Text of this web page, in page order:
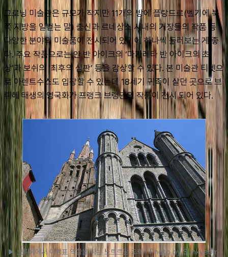
그로닝 미술관은 규모가 작지만 11개의 방에 플랑드르(벨기에 북
쪽 지방을 일컫는 말) 출신과 르네상스 시내의 거장들의 작품 등
다양한 분야의 미술품이 전시되어 있기에 하나씩 둘러보는 게 좋
다. 주요 작품으로는 안 반 아이크의 ‘마가레타 반 아이크의 초
상’과 보쉬의 ‘최후의 심판’ 등을 감상할 수 있다. 본 미술관 티켓으
로 아렌트수스도 입장할 수 있는데 18세기 귀족이 살던 곳으로 브
뤼헤 태생의 영국화가 프랭크 브랭귄의 작품이 전시 되어 있다.
▶ 브뤼헤에서 이정표 역할을 하는 노트르담 교회 / Photo by Sunkyeom